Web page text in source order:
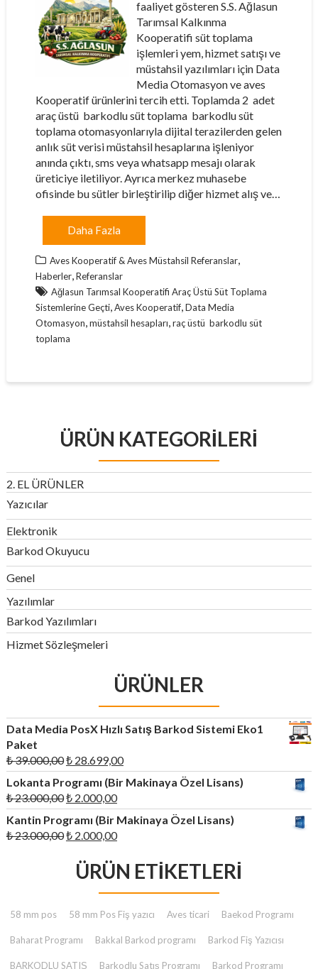
faaliyet gösteren S.S. Ağlasun
Tarımsal Kalkınma
Kooperatifi süt toplama
işlemleri yem, hizmet satışı ve
müstahsil yazılımları için Data
Media Otomasyon ve aves
Kooperatif ürünlerini tercih etti. Toplamda 2 adet
araç üstü barkodlu süt toplama barkodlu süt
toplama otomasyonlarıyla dijital terazilerden gelen
anlık süt verisi müstahsil hesaplarına işleniyor
anında çıktı, sms veya whatsapp mesajı olarak
üreticiye iletiliyor. Ayrıca merkez muhasebe
ofisinde bu sütler birleştirilip diğer hizmet alış ve…
Daha Fazla
Aves Kooperatif & Aves Müstahsil Referanslar,
Haberler,Referanslar
Ağlasun Tarımsal Kooperatifi Araç Üstü Süt Toplama
Sistemlerine Geçti,Aves Kooperatif,Data Media
Otomasyon,müstahsil hesapları,raç üstü barkodlu süt
toplama
ÜRÜN KATEGORILERI
2. EL ÜRÜNLER
Yazıcılar
Elektronik
Barkod Okuyucu
Genel
Yazılımlar
Barkod Yazılımları
Hizmet Sözleşmeleri
ÜRÜNLER
Data Media PosX Hızlı Satış Barkod Sistemi Eko1
Paket
₺39.000,00Orijinal
fiyat:
₺ 39.000,00.
₺28.699,00Şu
andaki
fiyat:
₺ 28.699,00.
Lokanta Programı (Bir Makinaya Özel Lisans)
₺23.000,00Orijinal
fiyat:
₺ 23.000,00.
₺2.000,00Şu
andaki
fiyat:
₺ 2.000,00.
Kantin Programı (Bir Makinaya Özel Lisans)
₺23.000,00Orijinal
₺ 23.000,00.
₺2.000,00Şu
fiyat:
₺ 2.000,00.
ÜRÜN ETIKETLERI
58 mm pos 58 mm Pos Fiş yazıcı Aves ticari Baekod Programı
Baharat Programı Bakkal Barkod programı Barkod Fiş Yazıcısı
BARKODLU SATIŞ Barkodlu Satış Programı Barkod Programı